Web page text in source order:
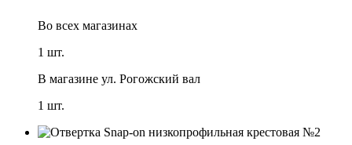
Во всех магазинах
1 шт.
В магазине ул. Рогожский вал
1 шт.